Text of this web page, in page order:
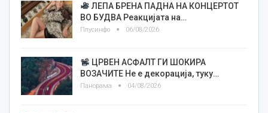
ЛЕПА БРЕНА ПАДНА НА КОНЦЕРТОТ
ВО БУДВА Реакцијата на…
Плусинфо 06/08/2026
ЦРВЕН АСФАЛТ ГИ ШОКИРА
ВОЗАЧИТЕ Не е декорација, туку…
Панорама 04/08/2026